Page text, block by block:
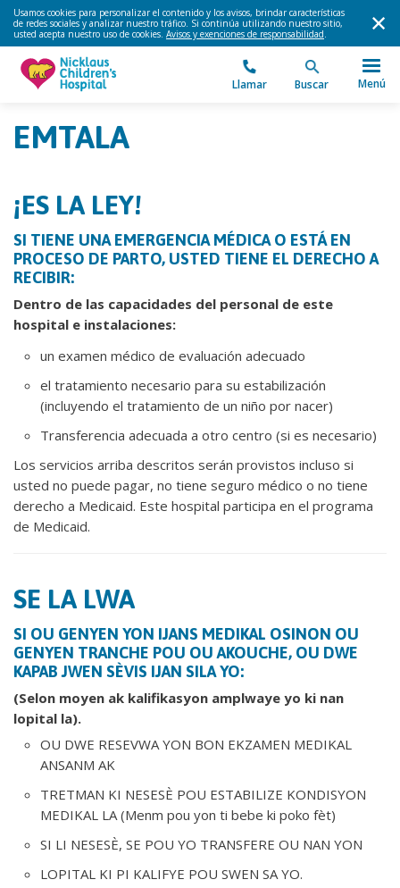
Usamos cookies para personalizar el contenido y los avisos, brindar características
de redes sociales y analizar nuestro tráfico. Si continúa utilizando nuestro sitio,
usted acepta nuestro uso de cookies. Avisos y exenciones de responsabilidad.
Llamar Buscar Menú
EMTALA
¡ES LA LEY!
SI TIENE UNA EMERGENCIA MÉDICA O ESTÁ EN
PROCESO DE PARTO, USTED TIENE EL DERECHO A
RECIBIR:
Dentro de las capacidades del personal de este
hospital e instalaciones:
un examen médico de evaluación adecuado
el tratamiento necesario para su estabilización
(incluyendo el tratamiento de un niño por nacer)
Transferencia adecuada a otro centro (si es necesario)
Los servicios arriba descritos serán provistos incluso si
usted no puede pagar, no tiene seguro médico o no tiene
derecho a Medicaid. Este hospital participa en el programa
de Medicaid.
SE LA LWA
SI OU GENYEN YON IJANS MEDIKAL OSINON OU
GENYEN TRANCHE POU OU AKOUCHE, OU DWE
KAPAB JWEN SÈVIS IJAN SILA YO:
(Selon moyen ak kalifikasyon amplwaye yo ki nan
lopital la).
OU DWE RESEVWA YON BON EKZAMEN MEDIKAL
ANSANM AK
TRETMAN KI NESESÈ POU ESTABILIZE KONDISYON
MEDIKAL LA (Menm pou yon ti bebe ki poko fèt)
SI LI NESESÈ, SE POU YO TRANSFERE OU NAN YON
LOPITAL KI PI KALIFYE POU SWEN SA YO.